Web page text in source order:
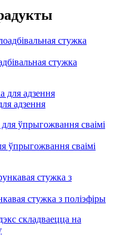
стужка
адзення
ўпрыгожвання сваімі
стужка з поліэфіры